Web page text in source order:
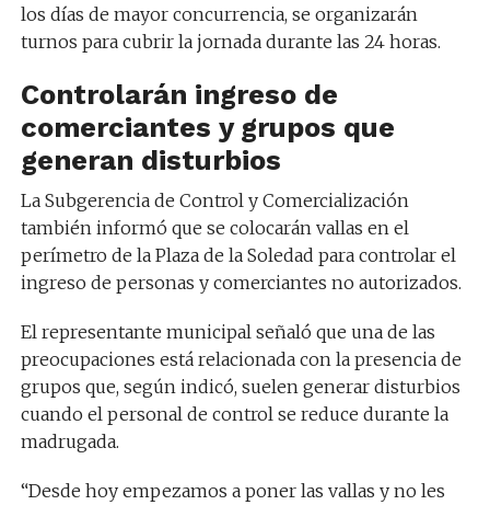
los días de mayor concurrencia, se organizarán
turnos para cubrir la jornada durante las 24 horas.
Controlarán ingreso de
comerciantes y grupos que
generan disturbios
La Subgerencia de Control y Comercialización
también informó que se colocarán vallas en el
perímetro de la Plaza de la Soledad para controlar el
ingreso de personas y comerciantes no autorizados.
El representante municipal señaló que una de las
preocupaciones está relacionada con la presencia de
grupos que, según indicó, suelen generar disturbios
cuando el personal de control se reduce durante la
madrugada.
“Desde hoy empezamos a poner las vallas y no les